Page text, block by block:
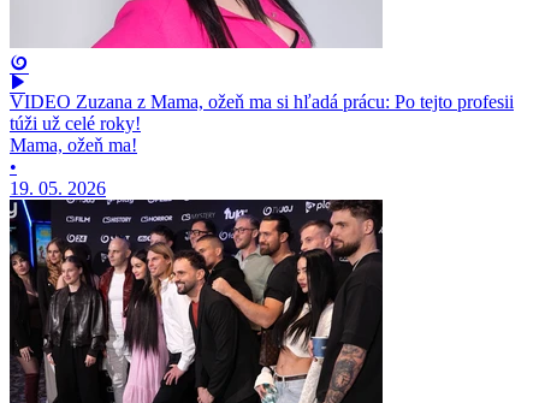
VIDEO Zuzana z Mama, ožeň ma si hľadá prácu: Po tejto profesii
túži už celé roky!
Mama, ožeň ma!
•
19. 05. 2026